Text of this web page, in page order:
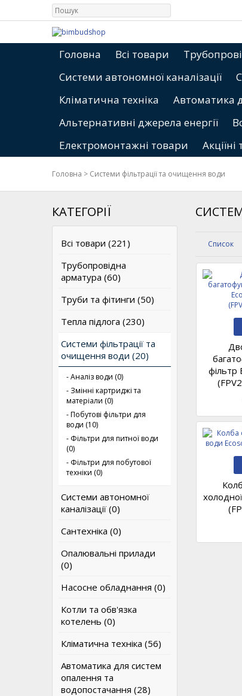
Головна Всі товари
Системи автономної каналізації
Кліматична техніка
Автоматика
Альтернативні джерела енергії
Електромонтажні товари
Головна > Системи фільтрації та очищення води
КАТЕГОРІЇ
Всі товари (221)
Трубопровідна
арматура (60)
Труби та фітинги (50)
Тепла підлога (230)
Системи фільтрації та
очищення води (20)
- Аналіз води (0)
- Змінні картриджі та
матеріали (0)
- Побутові фільтри для
води (10)
- Фільтри для питної води
(0)
- Фільтри для побутової
техніки (0)
Системи автономної
каналізації (0)
Сантехніка (0)
Опалювальні прилади
(0)
Насосне обладнання (0)
Котли та обв'язка
котелень (0)
Кліматична техніка (56)
Автоматика для систем
опалення та
водопостачання (28)
Список
фільтр